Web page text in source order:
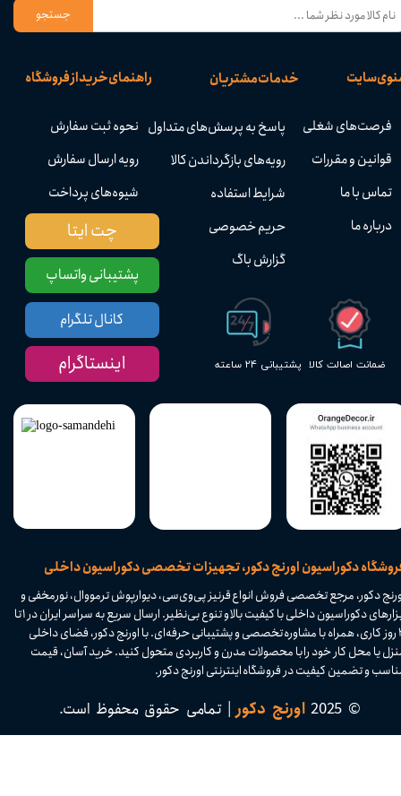
دکوراسیون اورنج دکور، تجهیزات تخصصی دکوراسیون داخلی
پشتیبانی ۲۴ ساعته ضمانت اصالت کالا
راهنمای خرید از فروشگاه
نحوه ثبت سفارش
رویه ارسال سفارش
شیوه‌های پرداخت
خدمات مشتریان
پاسخ به پرسش‌های متداول
رویه‌های بازگرداندن کالا
شرایط استفاده
حریم خصوصی
گزارش باگ
سایت
فرصت‌های شغلی
قوانین و مقررات
تماس با ما
درباره ما
جستجو
دکور، مرجع تخصصی فروش انواع قرنیز پی‌وی‌سی، دیوارپوش ترمووال، نورمخفی و
ابزارهای دکوراسیون داخلی با کیفیت بالا و تنوع بی‌نظیر. ارسال سریع به سراسر ایران در ۱ تا
۴ روز کاری، همراه با مشاوره تخصصی و پشتیبانی حرفه‌ای. با اورنج دکور، فضای داخلی
یا محل کار خود را با محصولات مدرن و کاربردی متحول کنید. خرید آسان، قیمت
و تضمین کیفیت در فروشگاه اینترنتی اورنج دکور.​​​​​​​
© 2025 اورنج دکور| تمامی حقوق محفوظ است.​​​​​​​
پشتیبانی واتساپ
چت ایتا
کانال تلگرام
اینستاگرام